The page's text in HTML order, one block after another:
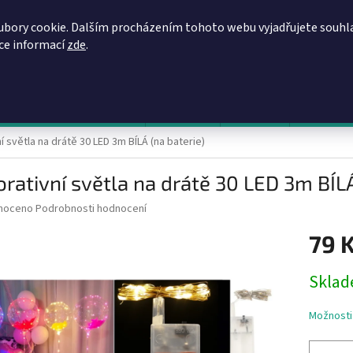
cookie. Dalším procházením tohoto webu vyjadřujete
informacízde.
světla na drátě 30 LED 3m BÍLÁ (na baterie)
světla na drátě 30 LED 3m
Podrobnosti hodnocení
79
cena: